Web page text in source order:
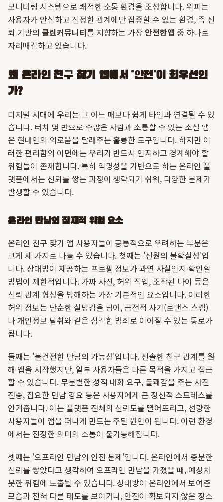
모니터링 시스템으로 쾌적한 소통 환경을 조성합니다. 위피는
사용자가 안심하고 진정한 관계에만 집중할 수 있는 환경, 즉 신
뢰 기반의 클린커뮤니티를 지향하는 가장 안전한앱 중 하나로
자리매김하고 있습니다.
왜 온라인 친구 찾기 앱에서 '안전'이 최우선인
가?
디지털 시대에 우리는 그 어느 때보다 쉽게 타인과 연결될 수 있
습니다. 터치 몇 번으로 수많은 사람과 소통할 수 있는 소셜 앱
은 현대인의 외로움을 달래주는 훌륭한 도구입니다. 하지만 이
러한 편리함의 이면에는 우리가 반드시 인지하고 경계해야 할
위험들이 존재합니다. 특히 익명성을 기반으로 하는 온라인 플
랫폼에서는 신뢰를 쌓는 과정이 생략되기 쉬워, 다양한 문제가
발생할 수 있습니다.
온라인 만남의 잠재적 위험 요소
온라인 친구 찾기 앱 사용자들이 공통적으로 우려하는 부분은
크게 세 가지로 나눌 수 있습니다. 첫째는 '신원의 불확실성'입
니다. 상대방이 제공하는 프로필 정보가 과연 사실인지 확인할
방법이 제한적입니다. 가짜 사진, 허위 직업, 조작된 나이 등은
신뢰 관계 형성을 방해하는 가장 기본적인 요소입니다. 이러한
허위 정보는 단순한 실망감을 넘어, 금전적 사기(로맨스 스캠)
나 개인정보 탈취와 같은 심각한 범죄로 이어질 수 있는 통로가
됩니다.
둘째는 '불건전한 만남의 가능성'입니다. 진솔한 친구 관계를 원
해 앱을 시작했지만, 일부 사용자들은 다른 목적을 가지고 접근
할 수 있습니다. 무분별한 성적 대화 요구, 불쾌감을 주는 사진
전송, 집요한 만남 강요 등은 사용자에게 큰 정신적 스트레스를
안겨줍니다. 이는 플랫폼 전체의 신뢰도를 떨어뜨리고, 선량한
사용자들이 앱을 떠나게 만드는 주된 원인이 됩니다. 이런 환경
에서는 진정한 의미의 소통이 불가능해집니다.
셋째는 '오프라인 만남의 안전 문제'입니다. 온라인에서 충분한
신뢰를 쌓았다고 생각하여 오프라인 만남을 가졌을 때, 예상치
못한 위험에 노출될 수 있습니다. 상대방이 온라인에서 보여준
모습과 전혀 다른 태도를 보이거나, 안전이 확보되지 않은 장소